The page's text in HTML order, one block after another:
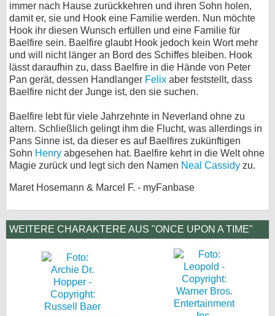
immer nach Hause zurückkehren und ihren Sohn holen,
damit er, sie und Hook eine Familie werden. Nun möchte
Hook ihr diesen Wunsch erfüllen und eine Familie für
Baelfire sein. Baelfire glaubt Hook jedoch kein Wort mehr
und will nicht länger an Bord des Schiffes bleiben. Hook
lässt daraufhin zu, dass Baelfire in die Hände von Peter
Pan gerät, dessen Handlanger Felix aber feststellt, dass
Baelfire nicht der Junge ist, den sie suchen.
Baelfire lebt für viele Jahrzehnte in Neverland ohne zu
altern. Schließlich gelingt ihm die Flucht, was allerdings in
Pans Sinne ist, da dieser es auf Baelfires zukünftigen
Sohn Henry abgesehen hat. Baelfire kehrt in die Welt ohne
Magie zurück und legt sich den Namen Neal Cassidy zu.
Maret Hosemann & Marcel F. - myFanbase
WEITERE CHARAKTERE AUS "ONCE UPON A TIME"